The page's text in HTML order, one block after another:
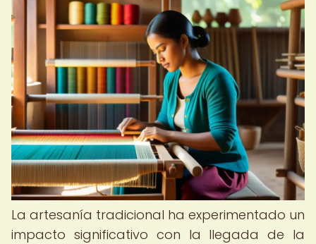
La artesanía tradicional ha experimentado un
impacto significativo con la llegada de la